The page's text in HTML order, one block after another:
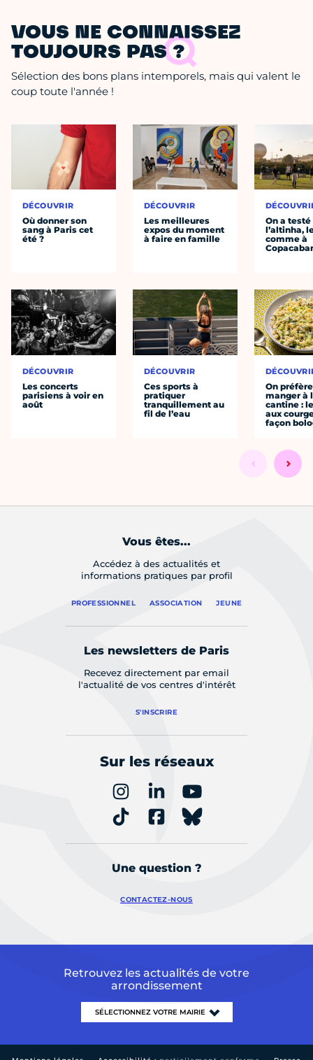
VOUS NE CONNAISSEZ
TOUJOURS PAS ?
Sélection des bons plans intemporels, mais qui valent le
coup toute l'année !
DÉCOUVRIR
Où donner son
sang à Paris cet
été ?
DÉCOUVRIR
Les concerts
parisiens à voir en
août
DÉCOUVRIR
Les meilleures
expos du moment
à faire en famille
DÉCOUVRIR
Ces sports à
pratiquer
tranquillement au
fil de l’eau
On a testé
l’altinha,
comme à
On préfère
manger à
cantine :
aux
façon
Vous êtes...
Accédez à des actualités et
informations pratiques par profil
PROFESSIONNEL ASSOCIATION JEUNE
Les newsletters de Paris
Recevez directement par email
l'actualité de vos centres d'intérêt
S'INSCRIRE
Sur les réseaux
Une question ?
CONTACTEZ-NOUS
Retrouvez les actualités de votre
arrondissement